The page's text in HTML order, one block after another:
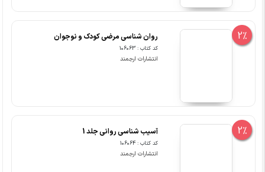
2% روان شناسی مرضی کودک و نوجوان
کد کتاب : 106063
انتشارات ارجمند
2% آسیب شناسی روانی جلد 1
کد کتاب : 106064
انتشارات ارجمند